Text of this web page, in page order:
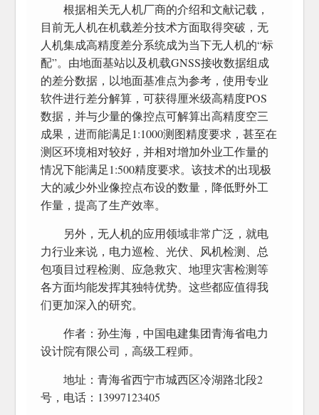
根据相关无人机厂商的介绍和文献记载，
目前无人机在机载差分技术方面取得突破，无
人机集成高精度差分系统成为当下无人机的“标
配”。由地面基站以及机载GNSS接收数据组成
的差分数据，以地面基准点为参考，使用专业
软件进行差分解算，可获得厘米级高精度POS
数据，并与少量的像控点可解算出高精度空三
成果，进而能满足1:1000测图精度要求，甚至在
测区环境相对较好，并相对增加外业工作量的
情况下能满足1:500精度要求。该技术的出现极
大的减少外业像控点布设的数量，降低野外工
作量，提高了生产效率。
另外，无人机的应用领域非常广泛，就电
力行业来说，电力巡检、光伏、风机检测、总
包项目过程检测、应急救灾、地理灾害检测等
各方面均能发挥其独特优势。这些都应值得我
们更加深入的研究。
作者：孙生海，中国电建集团青海省电力
设计院有限公司，高级工程师。
地址：青海省西宁市城西区冷湖路北段2
号，电话：13997123405